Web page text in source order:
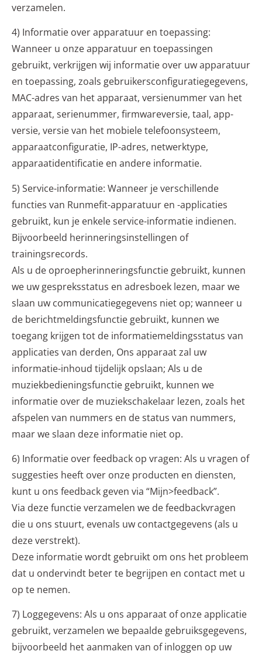
verzamelen.
4) Informatie over apparatuur en toepassing:
Wanneer u onze apparatuur en toepassingen
gebruikt, verkrijgen wij informatie over uw apparatuur
en toepassing, zoals gebruikersconfiguratiegegevens,
MAC-adres van het apparaat, versienummer van het
apparaat, serienummer, firmwareversie, taal, app-
versie, versie van het mobiele telefoonsysteem,
apparaatconfiguratie, IP-adres, netwerktype,
apparaatidentificatie en andere informatie.
5) Service-informatie: Wanneer je verschillende
functies van Runmefit-apparatuur en -applicaties
gebruikt, kun je enkele service-informatie indienen.
Bijvoorbeeld herinneringsinstellingen of
trainingsrecords.
Als u de oproepherinneringsfunctie gebruikt, kunnen
we uw gespreksstatus en adresboek lezen, maar we
slaan uw communicatiegegevens niet op; wanneer u
de berichtmeldingsfunctie gebruikt, kunnen we
toegang krijgen tot de informatiemeldingsstatus van
applicaties van derden, Ons apparaat zal uw
informatie-inhoud tijdelijk opslaan; Als u de
muziekbedieningsfunctie gebruikt, kunnen we
informatie over de muziekschakelaar lezen, zoals het
afspelen van nummers en de status van nummers,
maar we slaan deze informatie niet op.
6) Informatie over feedback op vragen: Als u vragen of
suggesties heeft over onze producten en diensten,
kunt u ons feedback geven via “Mijn>feedback”.
Via deze functie verzamelen we de feedbackvragen
die u ons stuurt, evenals uw contactgegevens (als u
deze verstrekt).
Deze informatie wordt gebruikt om ons het probleem
dat u ondervindt beter te begrijpen en contact met u
op te nemen.
7) Loggegevens: Als u ons apparaat of onze applicatie
gebruikt, verzamelen we bepaalde gebruiksgegevens,
bijvoorbeeld het aanmaken van of inloggen op uw